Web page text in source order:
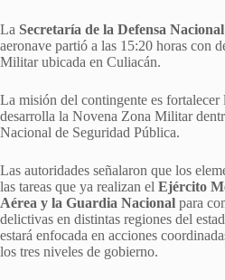
La Secretaría de la Defensa Nacional
aeronave partió a las 15:20 horas con
Militar ubicada en Culiacán.
La misión del contingente es fortalecer
desarrolla la Novena Zona Militar
Nacional de Seguridad Pública.
Las autoridades señalaron que los
las tareas que ya realizan el Ejército
Aérea y la Guardia Nacional para
delictivas en distintas regiones del
estará enfocada en acciones
los tres niveles de gobierno.